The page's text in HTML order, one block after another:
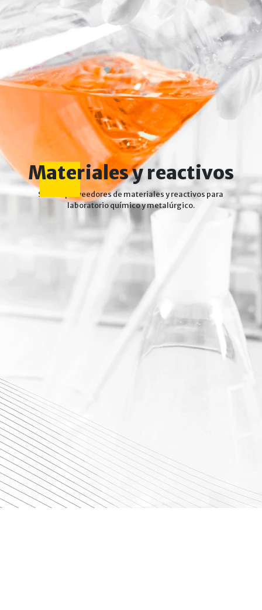
Materiales y reactivos
Somos proveedores de materiales y reactivos para
laboratorio químico y metalúrgico.